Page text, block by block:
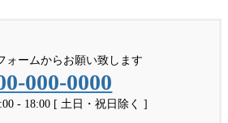
ォームからお願い致します
000-0000
- 18:00 [ 土日・祝日除く ]